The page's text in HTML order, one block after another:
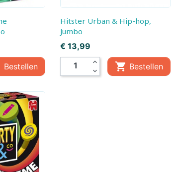
Bestellen
Hitster Urban & Hip-hop,
Jumbo
Prijs
€ 13,99
expand_less
expand_more
 Bestellen